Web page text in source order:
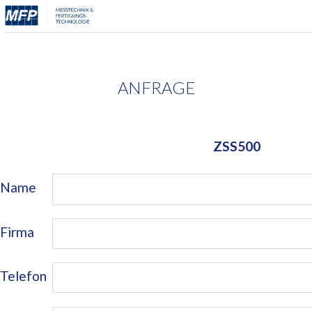
ANFRAGE
Name
Firma
Telefon